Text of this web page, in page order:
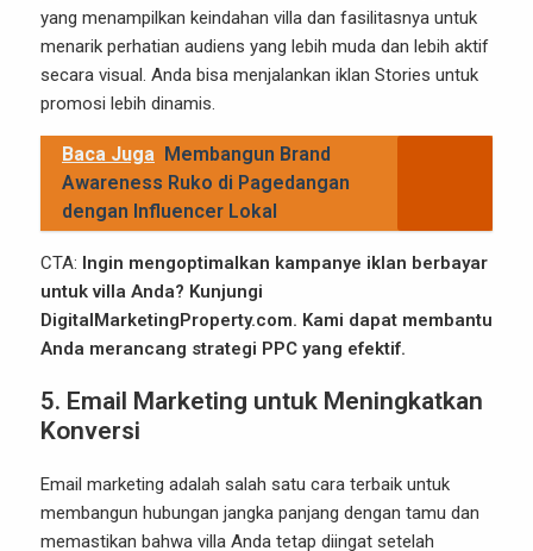
yang menampilkan keindahan villa dan fasilitasnya untuk
menarik perhatian audiens yang lebih muda dan lebih aktif
secara visual. Anda bisa menjalankan iklan Stories untuk
promosi lebih dinamis.
Baca Juga Membangun Brand
Awareness Ruko di Pagedangan
dengan Influencer Lokal
CTA: Ingin mengoptimalkan kampanye iklan berbayar
untuk villa Anda? Kunjungi
DigitalMarketingProperty.com. Kami dapat membantu
Anda merancang strategi PPC yang efektif.
5. Email Marketing untuk Meningkatkan
Konversi
Email marketing adalah salah satu cara terbaik untuk
membangun hubungan jangka panjang dengan tamu dan
memastikan bahwa villa Anda tetap diingat setelah